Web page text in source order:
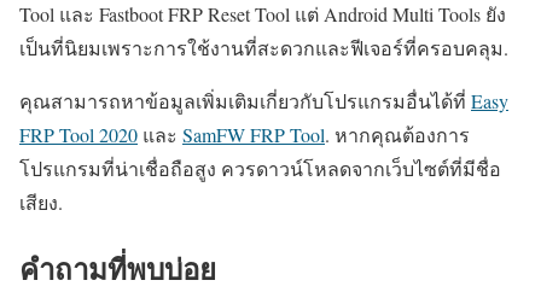
Tool และ Fastboot FRP Reset Tool แต่ Android Multi Tools ยัง
เป็นที่นิยมเพราะการใช้งานที่สะดวกและฟีเจอร์ที่ครอบคลุม.
คุณสามารถหาข้อมูลเพิ่มเติมเกี่ยวกับโปรแกรมอื่นได้ที่ Easy
FRP Tool 2020 และ SamFW FRP Tool. หากคุณต้องการ
โปรแกรมที่น่าเชื่อถือสูง ควรดาวน์โหลดจากเว็บไซต์ที่มีชื่อ
เสียง.
คำถามที่พบบ่อย